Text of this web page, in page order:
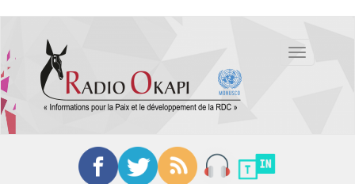
contenu
principal
Toggle